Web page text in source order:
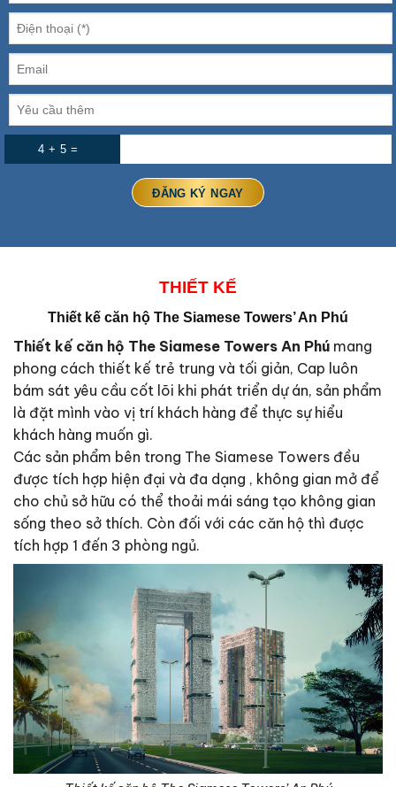
4 + 5 =
THIẾT KẾ
Thiết kế căn hộ The Siamese Towers’ An Phú
Thiết kế căn hộ The Siamese Towers An Phú mang
phong cách thiết kế trẻ trung và tối giản, Cap luôn
bám sát yêu cầu cốt lõi khi phát triển dự án, sản phẩm
là đặt mình vào vị trí khách hàng để thực sự hiểu
khách hàng muốn gì.
Các sản phẩm bên trong The Siamese Towers đều
được tích hợp hiện đại và đa dạng , không gian mở để
cho chủ sở hữu có thể thoải mái sáng tạo không gian
sống theo sở thích. Còn đối với các căn hộ thì được
tích hợp 1 đến 3 phòng ngủ.